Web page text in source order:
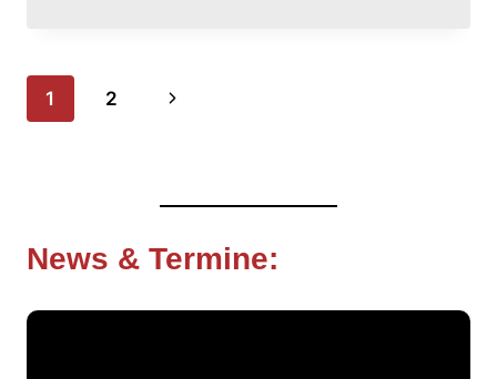
I
Seitennavigation
1 2
Nächste
News & Termine: